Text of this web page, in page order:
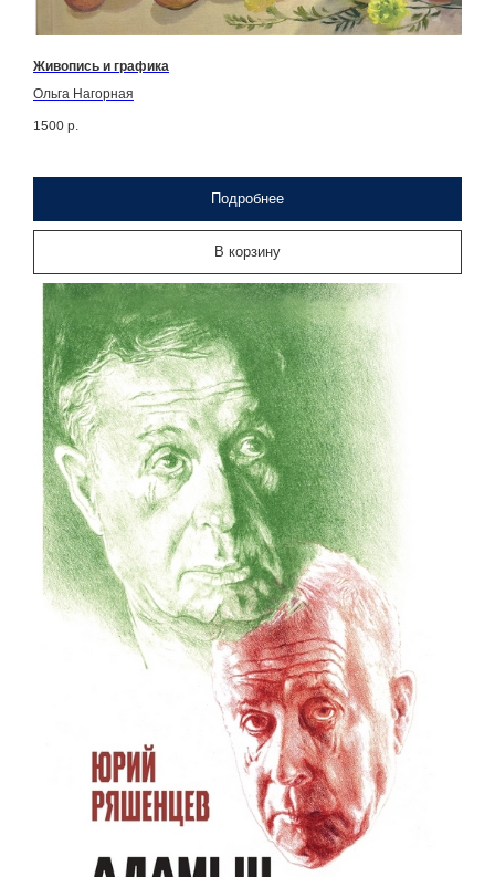
Живопись и графика
Ольга Нагорная
1500 р.
Подробнее
В корзину